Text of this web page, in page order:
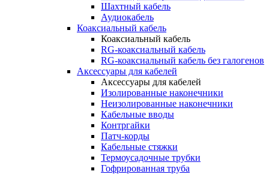
Шахтный кабель
Аудиокабель
Коаксиальный кабель
Коаксиальный кабель
RG-коаксиальный кабель
RG-коаксиальный кабель без галогенов
Аксессуары для кабелей
Аксессуары для кабелей
Изолированные наконечники
Неизолированные наконечники
Кабельные вводы
Контргайки
Патч-корды
Кабельные стяжки
Термоусадочные трубки
Гофрированная труба